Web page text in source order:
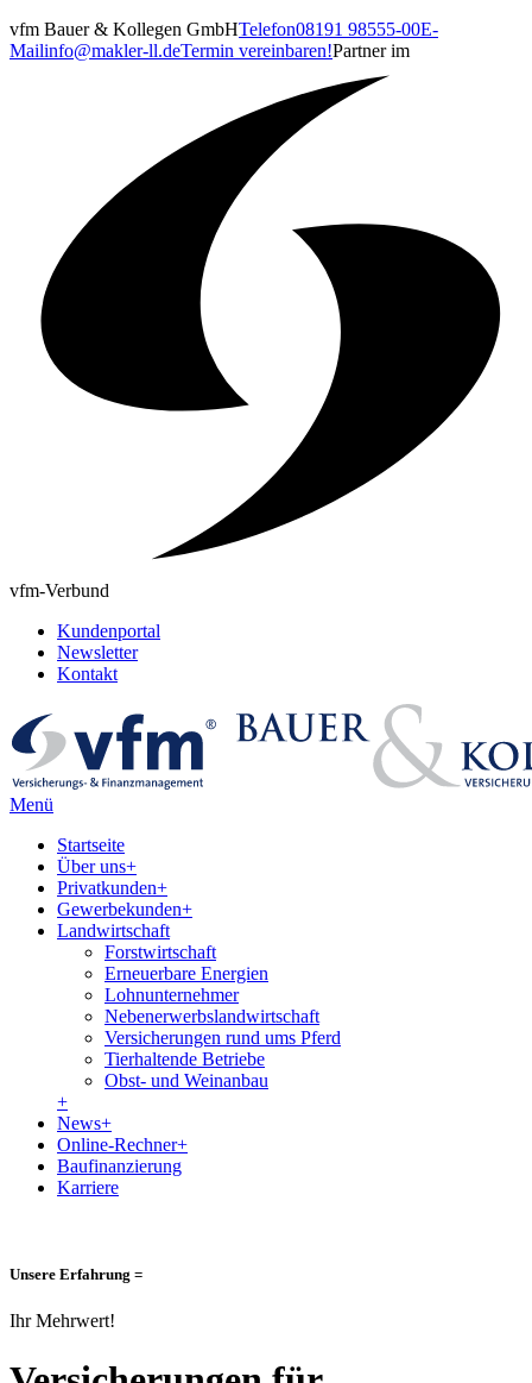
vfm Bauer & Kollegen GmbHTelefon08191 98555-00E-
Mailinfo@makler-ll.deTermin vereinbaren!Partner im
vfm-Verbund
Kundenportal
Newsletter
Kontakt
Menü
Startseite
Über uns+
Privatkunden+
Gewerbekunden+
Landwirtschaft
Forstwirtschaft
Erneuerbare Energien
Lohnunternehmer
Nebenerwerbslandwirtschaft
Versicherungen rund ums Pferd
Tierhaltende Betriebe
Obst- und Weinanbau
+
News+
Online-Rechner+
Baufinanzierung
Karriere
Unsere Erfahrung =
Ihr Mehrwert!